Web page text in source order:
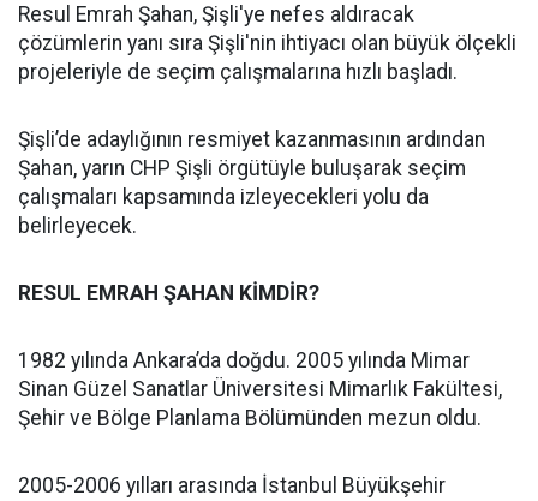
Resul Emrah Şahan, Şişli'ye nefes aldıracak
çözümlerin yanı sıra Şişli'nin ihtiyacı olan büyük ölçekli
projeleriyle de seçim çalışmalarına hızlı başladı.
Şişli’de adaylığının resmiyet kazanmasının ardından
Şahan, yarın CHP Şişli örgütüyle buluşarak seçim
çalışmaları kapsamında izleyecekleri yolu da
belirleyecek.
RESUL EMRAH ŞAHAN KİMDİR?
1982 yılında Ankara’da doğdu. 2005 yılında Mimar
Sinan Güzel Sanatlar Üniversitesi Mimarlık Fakültesi,
Şehir ve Bölge Planlama Bölümünden mezun oldu.
2005-2006 yılları arasında İstanbul Büyükşehir